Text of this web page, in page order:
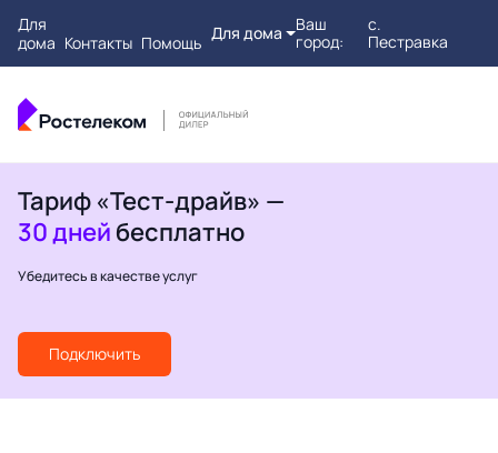
Для
дома Контакты Помощь Для дома
Ваш
город:
с.
Пестравка
Тариф «Тест-драйв» —
30 дней бесплатно
Убедитесь в качестве услуг
Подключить